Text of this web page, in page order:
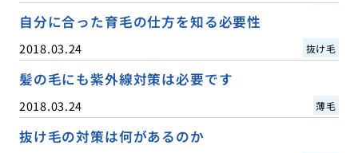
自分に合った育毛の仕方を知る必要性
2018.03.24 抜け毛
髪の毛にも紫外線対策は必要です
2018.03.24 薄毛
抜け毛の対策は何があるのか